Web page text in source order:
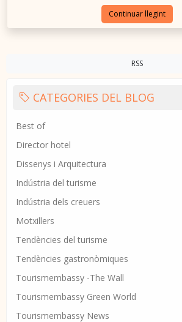
Continuar llegint
RSS
CATEGORIES DEL BLOG
Best of
Director hotel
Dissenys i Arquitectura
Indústria del turisme
Indústria dels creuers
Motxillers
Tendències del turisme
Tendències gastronòmiques
Tourismembassy -The Wall
Tourismembassy Green World
Tourismembassy News